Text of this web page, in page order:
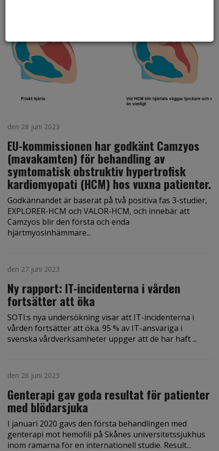
den 28 juni 2023
EU-kommissionen har godkänt Camzyos
(mavakamten) för behandling av
symtomatisk obstruktiv hypertrofisk
kardiomyopati (HCM) hos vuxna patienter.
Godkännandet är baserat på två positiva fas 3-studier,
EXPLORER-HCM och VALOR-HCM, och innebär att
Camzyos blir den första och enda
hjärtmyosinhämmare...
den 27 juni 2023
Ny rapport: IT-incidenterna i vården
fortsätter att öka
SOTI:s nya undersökning visar att IT-incidenterna i
vården fortsätter att öka. 95 % av IT-ansvariga i
svenska vårdverksamheter uppger att de har haft ...
den 26 juni 2023
Genterapi gav goda resultat för patienter
med blödarsjuka
I januari 2020 gavs den första behandlingen med
genterapi mot hemofili på Skånes universitetssjukhus
inom ramarna för en internationell studie. Result...